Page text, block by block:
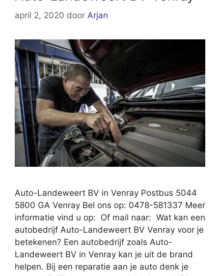
april 2, 2020 door Arjan
Auto-Landeweert BV in Venray Postbus 5044
5800 GA Venray Bel ons op: 0478-581337 Meer
informatie vind u op: Of mail naar: Wat kan een
autobedrijf Auto-Landeweert BV Venray voor je
betekenen? Een autobedrijf zoals Auto-
Landeweert BV in Venray kan je uit de brand
helpen. Bij een reparatie aan je auto denk je